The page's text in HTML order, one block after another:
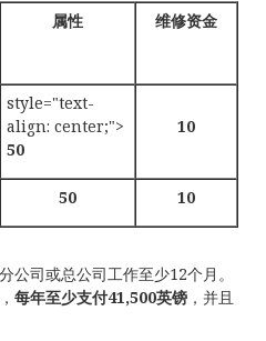
属性 维修资金
style="text-
align: center;">
50
10
50 10
公司或总公司工作至少12个月。
每年至少支付41,500英镑 ，并且